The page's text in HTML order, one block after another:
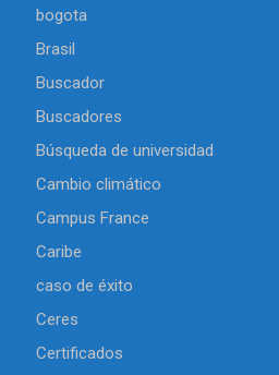
bogota
Brasil
Buscador
Buscadores
Búsqueda de universidad
Cambio climático
Campus France
Caribe
caso de éxito
Ceres
Certificados